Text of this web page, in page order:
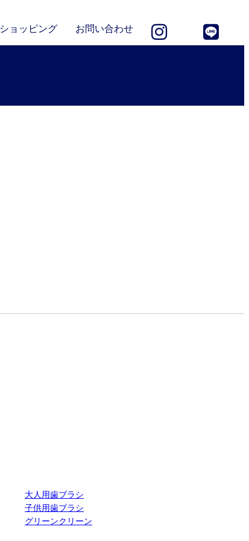
ショッピング お問い合わせ
大人用歯ブラシ
子供用歯ブラシ
グリーンクリーン